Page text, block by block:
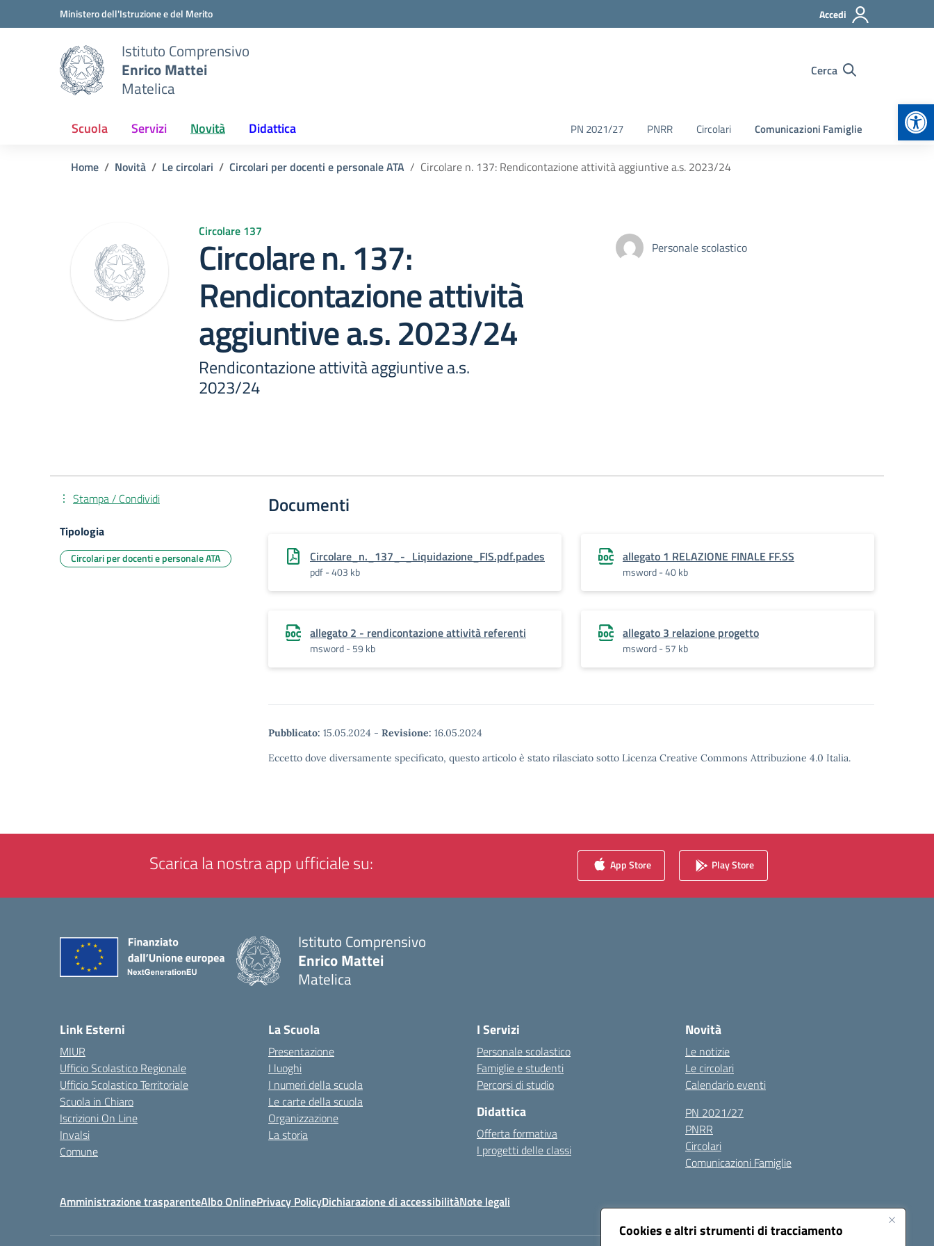
Cookies e altri strumenti di tracciamento
Vai ai contenuti
Vai al menu di navigazioneMinistero dell'Istruzione e del Merito Accedi
Istituto Comprensivo
Enrico Mattei
Matelica
Cerca
Scuola Servizi Novità Didattica PN 2021/27 PNRR Circolari Comunicazioni Famiglie
Home Novità Le circolari Circolari per docenti e personale ATA Circolare n. 137: Rendicontazione attività aggiuntive a.s. 2023/24
Circolare 137
Circolare n. 137:
Rendicontazione attività
aggiuntive a.s. 2023/24
Rendicontazione attività aggiuntive a.s.
2023/24
Personale scolastico
Documenti
Circolare_n._137_-_Liquidazione_FIS.pdf.pades
pdf - 403 kb
allegato 1 RELAZIONE FINALE FF.SS
msword - 40 kb
allegato 2 - rendicontazione attività referenti
msword - 59 kb
allegato 3 relazione progetto
msword - 57 kb
Pubblicato: 15.05.2024 - Revisione: 16.05.2024
Eccetto dove diversamente specificato, questo articolo è stato rilasciato sotto Licenza Creative Commons Attribuzione 4.0 Italia.
Stampa / Condividi
Tipologia
Circolari per docenti e personale ATA
Scarica la nostra app ufficiale su: App Store Play Store
Istituto Comprensivo
Enrico Mattei
Matelica
Link Esterni
MIUR
Ufficio Scolastico Regionale
Ufficio Scolastico Territoriale
Scuola in Chiaro
Iscrizioni On Line
Invalsi
Comune
La Scuola
Presentazione
I luoghi
I numeri della scuola
Le carte della scuola
Organizzazione
La storia
I Servizi
Personale scolastico
Famiglie e studenti
Percorsi di studio
Didattica
Offerta formativa
I progetti delle classi
Novità
Le notizie
Le circolari
Calendario eventi
PN 2021/27
PNRR
Circolari
Comunicazioni Famiglie
Amministrazione trasparenteAlbo OnlinePrivacy PolicyDichiarazione di accessibilitàNote legali